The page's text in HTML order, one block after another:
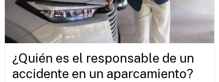
¿Quién es el responsable de un
accidente en un aparcamiento?